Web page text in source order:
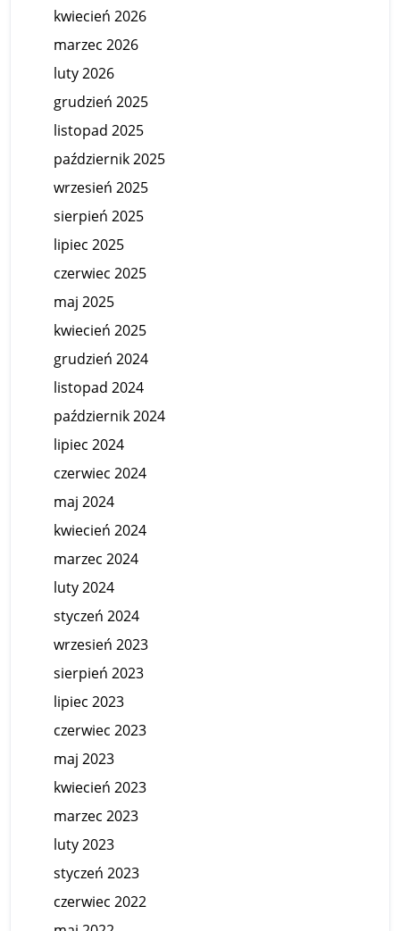
kwiecień 2026
marzec 2026
luty 2026
grudzień 2025
listopad 2025
październik 2025
wrzesień 2025
sierpień 2025
lipiec 2025
czerwiec 2025
maj 2025
kwiecień 2025
grudzień 2024
listopad 2024
październik 2024
lipiec 2024
czerwiec 2024
maj 2024
kwiecień 2024
marzec 2024
luty 2024
styczeń 2024
wrzesień 2023
sierpień 2023
lipiec 2023
czerwiec 2023
maj 2023
kwiecień 2023
marzec 2023
luty 2023
styczeń 2023
czerwiec 2022